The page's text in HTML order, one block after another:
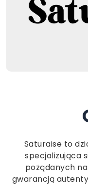
Saturaise to
specjalizująca
pożądanych
gwarancją